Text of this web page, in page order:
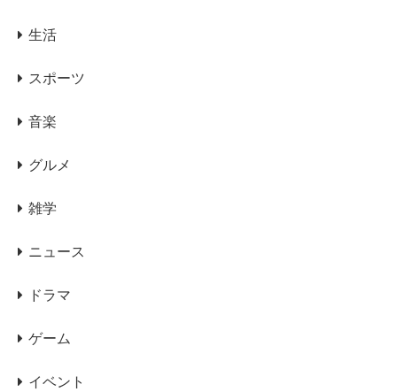
生活
スポーツ
音楽
グルメ
雑学
ニュース
ドラマ
ゲーム
イベント